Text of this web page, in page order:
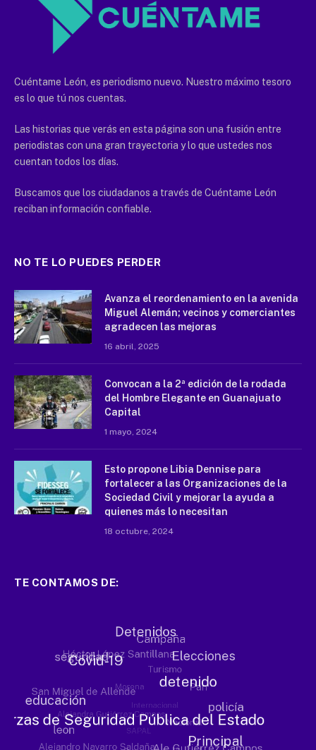
Cuéntame León, es periodismo nuevo. Nuestro máximo tesoro
es lo que tú nos cuentas.
Las historias que verás en esta página son una fusión entre
periodistas con una gran trayectoria y lo que ustedes nos
cuentan todos los días.
Buscamos que los ciudadanos a través de Cuéntame León
reciban información confiable.
NO TE LO PUEDES PERDER
Avanza el reordenamiento en la avenida
Miguel Alemán; vecinos y comerciantes
agradecen las mejoras
16 abril, 2025
Convocan a la 2ª edición de la rodada
del Hombre Elegante en Guanajuato
Capital
1 mayo, 2024
Esto propone Libia Dennise para
fortalecer a las Organizaciones de la
Sociedad Civil y mejorar la ayuda a
quienes más lo necesitan
18 octubre, 2024
TE CONTAMOS DE: